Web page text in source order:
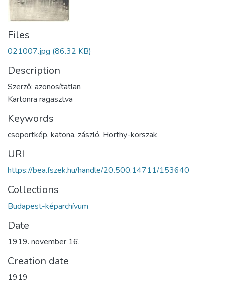
Files
021007.jpg (86.32 KB)
Description
Szerző: azonosítatlan
Kartonra ragasztva
Keywords
csoportkép, katona, zászló, Horthy-korszak
URI
https://bea.fszek.hu/handle/20.500.14711/153640
Collections
Budapest-képarchívum
Date
1919. november 16.
Creation date
1919